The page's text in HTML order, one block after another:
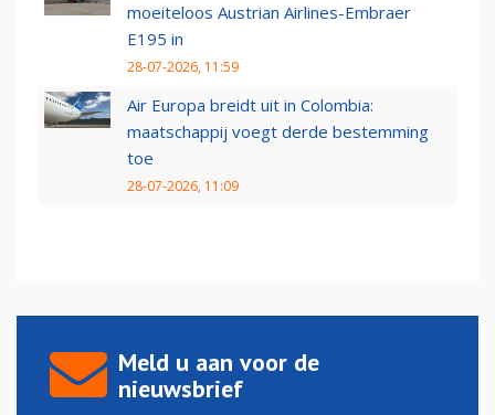
moeiteloos Austrian Airlines-Embraer
E195 in
28-07-2026, 11:59
Air Europa breidt uit in Colombia:
maatschappij voegt derde bestemming
toe
28-07-2026, 11:09
Meld u aan voor de
nieuwsbrief